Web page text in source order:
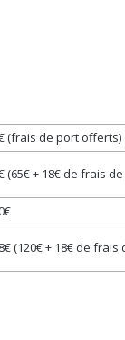
(frais de port offerts)
(65€ + 18€ de frais
(120€ + 18€ de frais